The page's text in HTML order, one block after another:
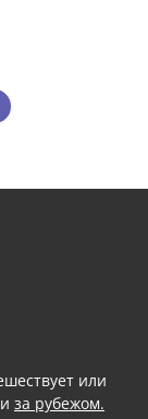
или
и за рубежом.